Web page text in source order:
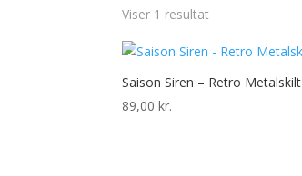
Viser 1 resultat
Saison Siren – Retro Metalskilt
89,00kr.